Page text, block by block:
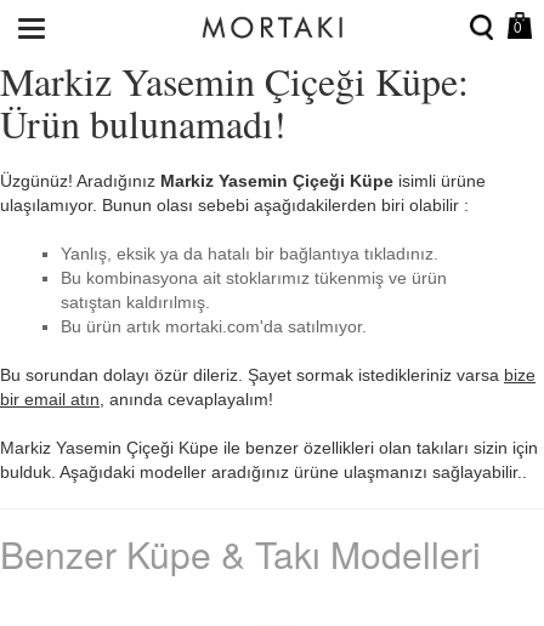
0
Markiz Yasemin Çiçeği Küpe:
Ürün bulunamadı!
Üzgünüz! Aradığınız Markiz Yasemin Çiçeği Küpe isimli ürüne
ulaşılamıyor. Bunun olası sebebi aşağıdakilerden biri olabilir :
Yanlış, eksik ya da hatalı bir bağlantıya tıkladınız.
Bu kombinasyona ait stoklarımız tükenmiş ve ürün
satıştan kaldırılmış.
Bu ürün artık mortaki.com'da satılmıyor.
Bu sorundan dolayı özür dileriz. Şayet sormak istedikleriniz varsa bize
bir email atın , anında cevaplayalım!
Markiz Yasemin Çiçeği Küpe ile benzer özellikleri olan takıları sizin için
bulduk. Aşağıdaki modeller aradığınız ürüne ulaşmanızı sağlayabilir..
Benzer Küpe & Takı Modelleri